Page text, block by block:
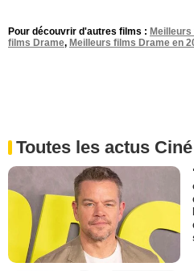
Pour découvrir d'autres films : Meilleurs
films Drame, Meilleurs films Drame en
Toutes les actus Ciné